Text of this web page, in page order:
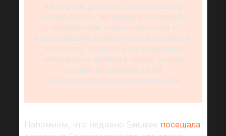
«В стране должны существовать
возможность на мирные собрания,
независимая юриспруденция и
разнообразие политических взглядов.
Хотелось, чтобы в Киргизии была
обеспечена свобода слова, чтобы
страна выполняла свои
международные обязательства».
Напомним, что недавно Бишкек посещала